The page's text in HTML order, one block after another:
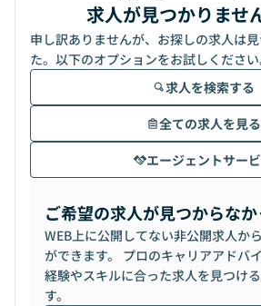
求人が見つかりませ
申し訳ありませんが、お探しの求人は
た。以下のオプションをお試しください
求人を検索する
全ての求人を見る
エージェントサー
ご希望の求人が見つからな
WEB上に公開してない非公開求人か
ができます。 プロのキャリアアドバ
経験やスキルに合った求人を見つけ
す。